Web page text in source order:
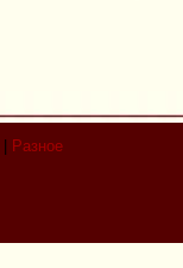
Разное